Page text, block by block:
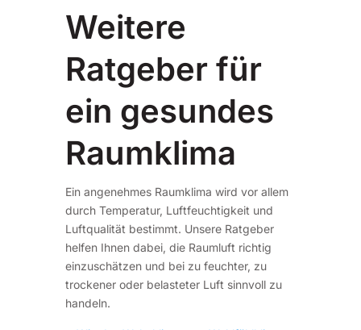
Weitere
Ratgeber für
ein gesundes
Raumklima
Ein angenehmes Raumklima wird vor allem
durch Temperatur, Luftfeuchtigkeit und
Luftqualität bestimmt. Unsere Ratgeber
helfen Ihnen dabei, die Raumluft richtig
einzuschätzen und bei zu feuchter, zu
trockener oder belasteter Luft sinnvoll zu
handeln.